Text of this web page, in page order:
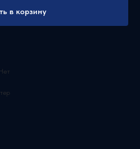
в корзину